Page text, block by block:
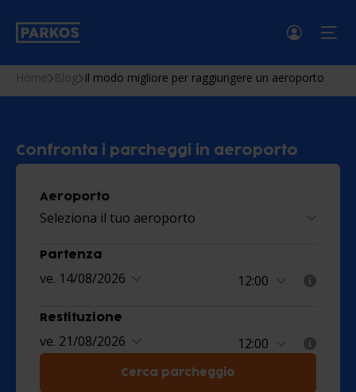
Home Blog Il modo migliore per raggiungere un aeroporto
Confronta i parcheggi in aeroporto
Aeroporto
Seleziona il tuo aeroporto
Partenza
ve. 14/08/2026
Restituzione
ve. 21/08/2026
Cerca parcheggio